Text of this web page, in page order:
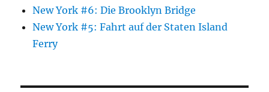
New York #6: Die Brooklyn Bridge
New York #5: Fahrt auf der Staten Island
Ferry